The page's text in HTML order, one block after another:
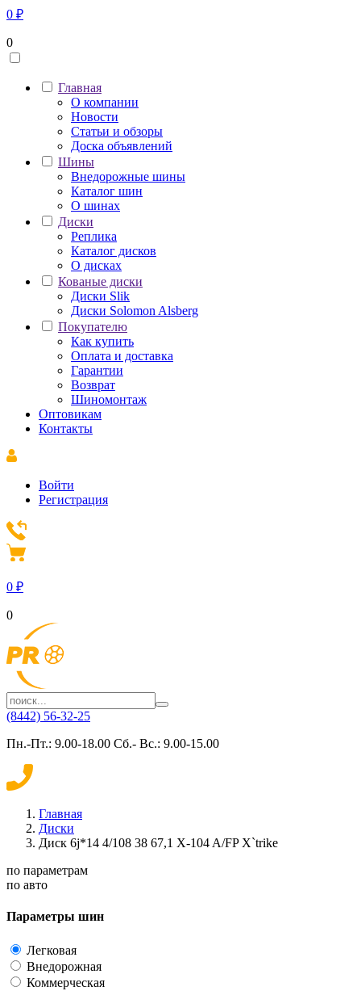
0 ₽
0
Главная
О компании
Новости
Статьи и обзоры
Доска объявлений
Шины
Внедорожные шины
Каталог шин
О шинах
Диски
Реплика
Каталог дисков
О дисках
Кованые диски
Диски Slik
Диски Solomon Alsberg
Покупателю
Как купить
Оплата и доставка
Гарантии
Возврат
Шиномонтаж
Оптовикам
Контакты
Войти
Регистрация
0 ₽
0
(8442) 56-32-25
Пн.-Пт.: 9.00-18.00 Сб.- Вс.: 9.00-15.00
Главная
Диски
Диск 6j*14 4/108 38 67,1 X-104 A/FP X`trike
по параметрам
по авто
Параметры шин
Легковая
Внедорожная
Коммерческая